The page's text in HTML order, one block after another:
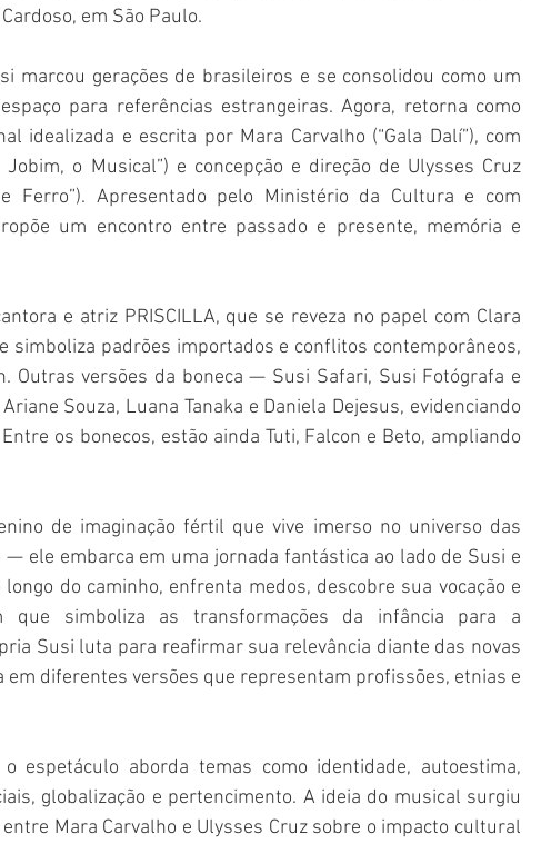
em São Paulo.
marcou gerações de brasileiros e se consolidou como um
para referências estrangeiras. Agora, retorna como
idealizada e escrita por Mara Carvalho (“Gala Dalí”), com
Jobim, o Musical”) e concepção e direção de Ulysses Cruz
Ferro”). Apresentado pelo Ministério da Cultura e com
um encontro entre passado e presente, memória e
e atriz PRISCILLA, que se reveza no papel com Clara
simboliza padrões importados e conflitos contemporâneos,
Outras versões da boneca — Susi Safari, Susi Fotógrafa e
Souza, Luana Tanaka e Daniela Dejesus, evidenciando
os bonecos, estão ainda Tuti, Falcon e Beto, ampliando
de imaginação fértil que vive imerso no universo das
ele embarca em uma jornada fantástica ao lado de Susi e
do caminho, enfrenta medos, descobre sua vocação e
que simboliza as transformações da infância para a
Susi luta para reafirmar sua relevância diante das novas
em diferentes versões que representam profissões, etnias e
espetáculo aborda temas como identidade, autoestima,
globalização e pertencimento. A ideia do musical surgiu
Mara Carvalho e Ulysses Cruz sobre o impacto cultural